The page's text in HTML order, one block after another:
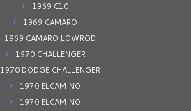
1969 C10
1969 CAMARO
1969 CAMARO LOWROD
1970 CHALLENGER
1970 DODGE CHALLENGER
1970 ELCAMINO
1970 ELCAMINO